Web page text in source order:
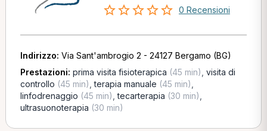
0 Recensioni
Indirizzo: Via Sant'ambrogio 2 - 24127 Bergamo (BG)
Prestazioni: prima visita fisioterapica (45 min) visita di
controllo (45 min) ,terapia manuale (45 min)
linfodrenaggio (45 min) ,tecarterapia (30 min)
ultrasuonoterapia (30 min)